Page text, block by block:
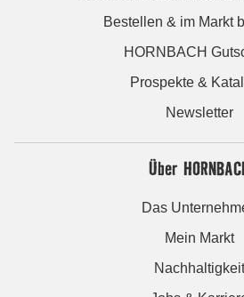
Bestellen & im Markt
HORNBACH
Prospekte &
Newsletter
Über
Das
Mein Markt
Nachhaltigkeit